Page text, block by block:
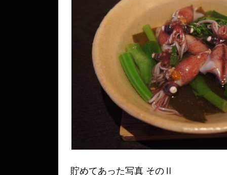
貯めてあった写真 そのⅡ